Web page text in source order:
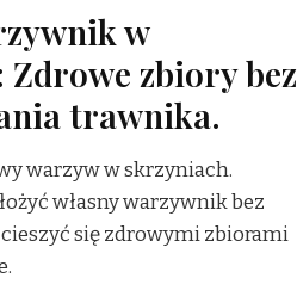
w
zbiory bez
trawnika.
warzyw w skrzyniach.
własny warzywnik bez
się zdrowymi zbiorami